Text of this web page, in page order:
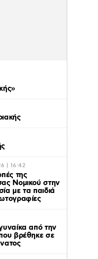
| 16:42
της
Νομικού στην
με τα παιδιά
από την
βρέθηκε σε